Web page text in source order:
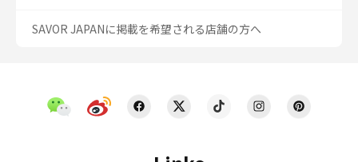
SAVOR JAPANに掲載を希望される店舗の方へ